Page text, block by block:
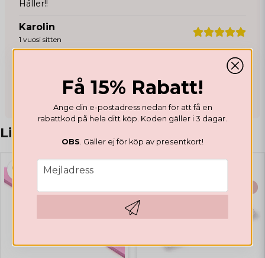
Håller!!
Karolin
1 vuosi sitten
Liknande produkter
Få 15% Rabatt!
Ange din e-postadress nedan för att få en
rabattkod på hela ditt köp. Koden gäller i 3 dagar.
OBS . Gäller ej för köp av presentkort!
email
Mejladress